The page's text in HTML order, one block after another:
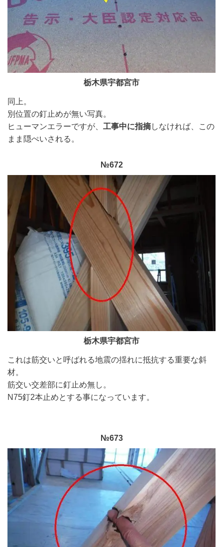
栃木県宇都宮市
同上。
別位置の釘止めが無い写真。
ヒューマンエラーですが、 工事中に指摘しなければ、この
まま隠ぺいされる。
№672
栃木県宇都宮市
これは筋交いと呼ばれる地震の揺れに抵抗する重要な斜
材。
筋交い交差部に釘止め無し。
N75釘2本止めとする事になっています。
№673